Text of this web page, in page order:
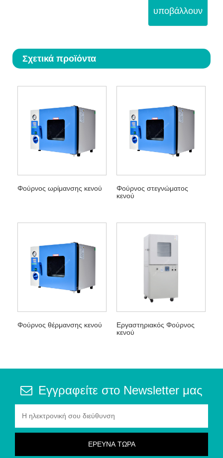
υποβάλλουν
Σχετικά προϊόντα
Φούρνος ωρίμανσης κενού
Φούρνος στεγνώματος
κενού
Φούρνος θέρμανσης κενού
Εργαστηριακός Φούρνος
κενού
Εγγραφείτε στο Newsletter μας